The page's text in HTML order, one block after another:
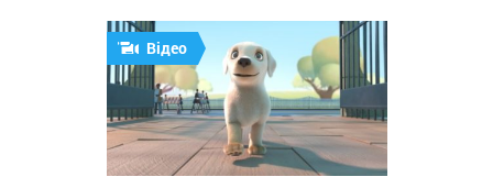
Відео